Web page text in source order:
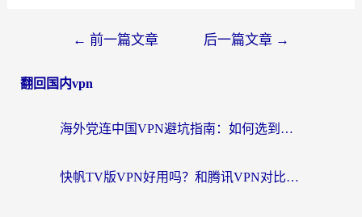
← 前一篇文章 后一篇文章 →
翻回国内vpn
海外党连中国VPN避坑指南：如何选到真正能无缝刷国内资源的加速器？
快帆TV版VPN好用吗？和腾讯VPN对比哪个回国效果更好？海外党必看的真实体验指南